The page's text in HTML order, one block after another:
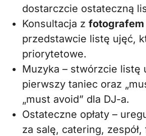
dostarczcie ostateczną
Konsultacja z fotografem
przedstawcie listę ujęć,
priorytetowe.
Muzyka – stwórzcie listę
pierwszy taniec oraz
„must avoid” dla DJ-a.
Ostateczne opłaty –
za salę, catering, zespół,